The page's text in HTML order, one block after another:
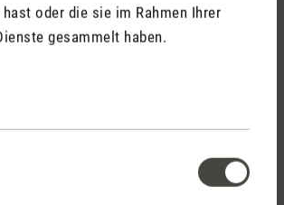
oder die sie im Rahmen Ihrer
gesammelt haben.
53 16 40